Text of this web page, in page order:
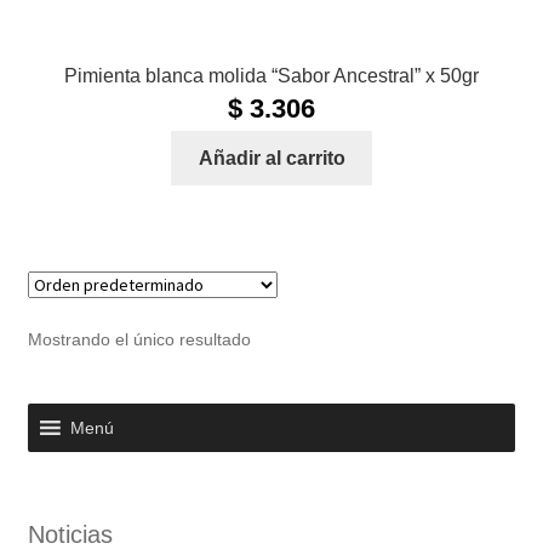
Pimienta blanca molida “Sabor Ancestral” x 50gr
$ 3.306
Añadir al carrito
Mostrando el único resultado
Menú
Noticias